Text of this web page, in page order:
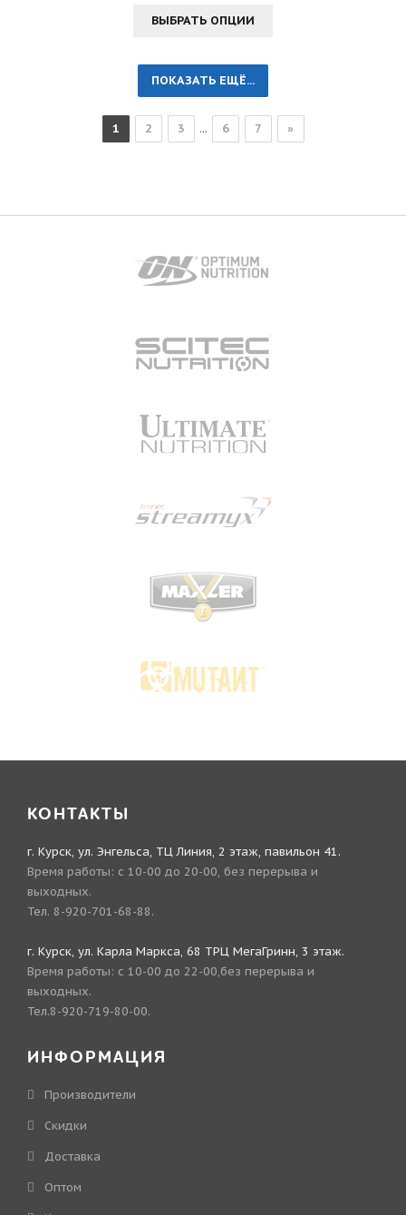
ВЫБРАТЬ ОПЦИИ
ПОКАЗАТЬ ЕЩЁ...
1 2 3 ... 6 7 »
КОНТАКТЫ
г. Курск, ул. Энгельса, ТЦ Линия, 2 этаж, павильон 41.
Время работы: с 10-00 до 20-00, без перерыва и
выходных.
Тел. 8-920-701-68-88.
г. Курск, ул. Карла Маркса, 68 ТРЦ МегаГринн, 3 этаж.
Время работы: с 10-00 до 22-00,без перерыва и
выходных.
Тел.8-920-719-80-00.
ИНФОРМАЦИЯ
Производители
Скидки
Доставка
Оптом